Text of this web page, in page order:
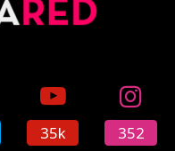
35k 352